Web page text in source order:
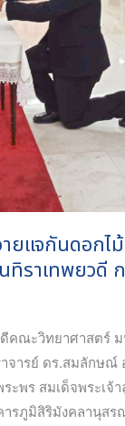
แจกันดอกไ
นทิราเทพยว
คณะวิทยาศาสตร์
จารย์ ดร.สมลักษ
พร สมเด็จพระเจ้
รภูมิสิริมังคลานุส